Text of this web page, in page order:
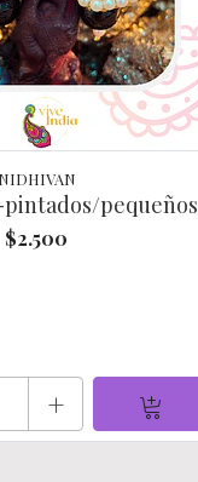
NIDHIVAN
pequeños
$2.500
+